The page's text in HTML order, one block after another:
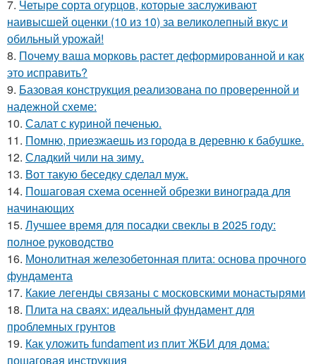
7. Четыре сорта огурцов, которые заслуживают
наивысшей оценки (10 из 10) за великолепный вкус и
обильный урожай!
8. Почему ваша морковь растет деформированной и как
это исправить?
9. Базовая конструкция реализована по проверенной и
надежной схеме:
10. Салат с куриной печенью.
11. Помню, приезжаешь из города в деревню к бабушке.
12. Сладкий чили на зиму.
13. Вот такую беседку сделал муж.
14. Пошаговая схема осенней обрезки винограда для
начинающих
15. Лучшее время для посадки свеклы в 2025 году:
полное руководство
16. Монолитная железобетонная плита: основа прочного
фундамента
17. Какие легенды связаны с московскими монастырями
18. Плита на сваях: идеальный фундамент для
проблемных грунтов
19. Как уложить fundament из плит ЖБИ для дома:
пошаговая инструкция